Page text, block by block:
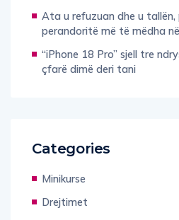
Ata u refuzuan dhe u
perandoritë më të mëdha
“iPhone 18 Pro” sjell tre
çfarë dimë deri tani
Categories
Minikurse
Drejtimet